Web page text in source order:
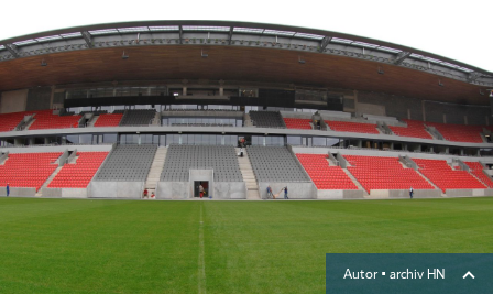
Autor ▪ archiv HN